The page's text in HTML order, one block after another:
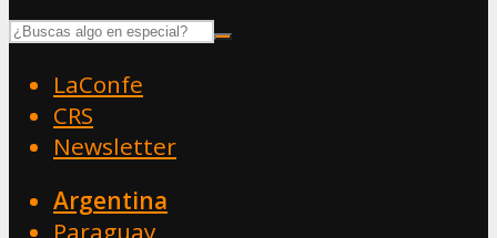
LaConfe
CRS
Newsletter
Argentina
Paraguay